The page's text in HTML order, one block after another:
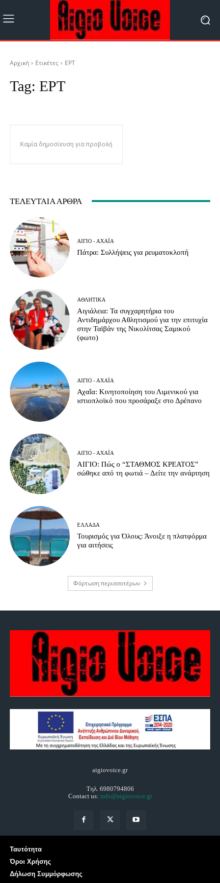
Αρχική Ετικέτες ΕΡΤ
Tag: ΕΡΤ
Καμία δημοσίευση για προβολή
ΤΕΛΕΥΤΑΊΑ ΆΡΘΡΑ
ΑΊΓΙΟ - ΑΧΑΪ́Α
Πάτρα: Συλλήψεις για ρευματοκλοπή
ΑΘΛΗΤΙΚΆ
Αιγιάλεια: Τα συγχαρητήρια του
Αντιδημάρχου Αθλητισμού για την επιτυχία
στην Ταϊβάν της Νικολίτσας Σαμικού
(φωτο)
ΑΊΓΙΟ - ΑΧΑΪ́Α
Αχαΐα: Κινητοποίηση του Λιμενικού για
ιστιοπλοϊκό που προσάραξε στο Δρέπανο
ΑΊΓΙΟ - ΑΧΑΪ́Α
ΑΙΓΙΟ: Πώς ο “ΣΤΑΘΜΟΣ ΚΡΕΑΤΟΣ”
σώθηκε από τη φωτιά – Δείτε την ανάρτηση
ΕΛΛΆΔΑ
Τουρισμός για Όλους: Άνοιξε η πλατφόρμα
για αιτήσεις
Φόρτωση περισσοτέρων
aigiovoice.gr
Τηλ. 6980794806
Contact us: info@aigiovoice.gr
Ταυτότητα
Όροι Χρήσης
Δήλωση Συμμόρφωσης